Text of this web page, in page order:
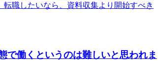
職したいなら、資料収集より開始すべき
で働くというのは難しいと思われま